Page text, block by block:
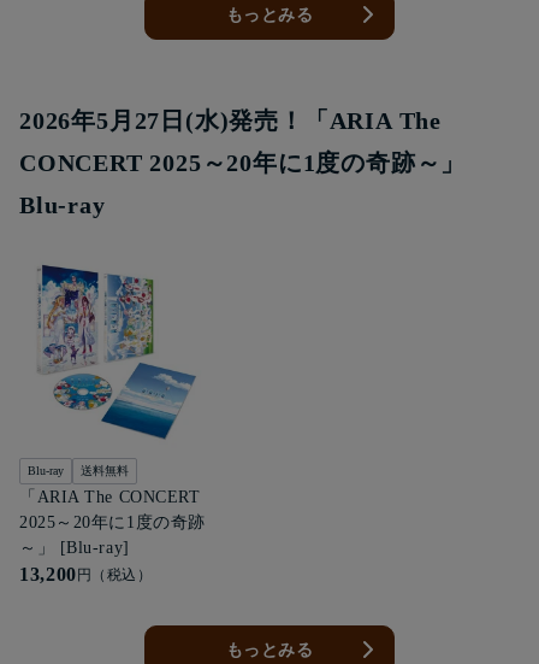
もっとみる
2026年5月27日(水)発売！「ARIA The
CONCERT 2025～20年に1度の奇跡～」
Blu-ray
Blu-ray 送料無料
「ARIA The CONCERT
2025～20年に1度の奇跡
～」 [Blu-ray]
13,200円（税込）
もっとみる